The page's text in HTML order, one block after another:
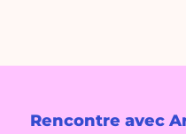
Rencontre avec